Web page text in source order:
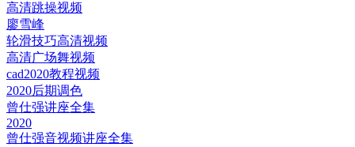
高清跳操视频
廖雪峰
轮滑技巧高清视频
高清广场舞视频
cad2020教程视频
2020后期调色
曾仕强讲座全集
2020
曾仕强音视频讲座全集